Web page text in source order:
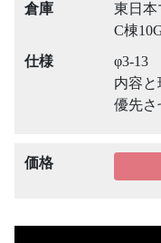
倉庫
東日本
C棟
仕様
φ3-13
内容
優先さ
価格